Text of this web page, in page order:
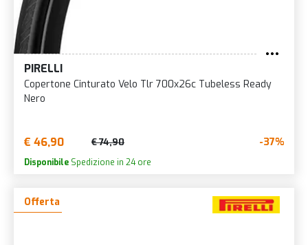
PIRELLI
Copertone Cinturato Velo Tlr 700x26c Tubeless Ready
Nero
€ 46,90 € 74,90 -37%
Disponibile Spedizione in 24 ore
Offerta